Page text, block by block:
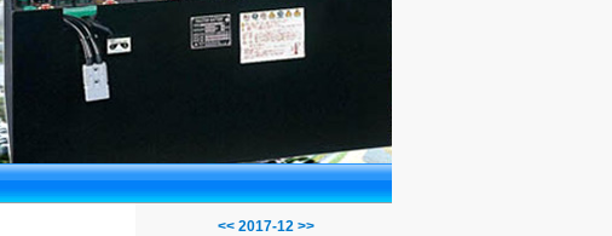
<< 2017-12 >>